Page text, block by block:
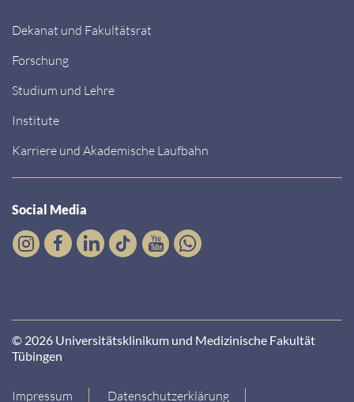
Dekanat und Fakultätsrat
Forschung
Studium und Lehre
Institute
Karriere und Akademische Laufbahn
Social Media
© 2026 Universitätsklinikum und Medizinische Fakultät
Tübingen
Impressum Datenschutzerklärung